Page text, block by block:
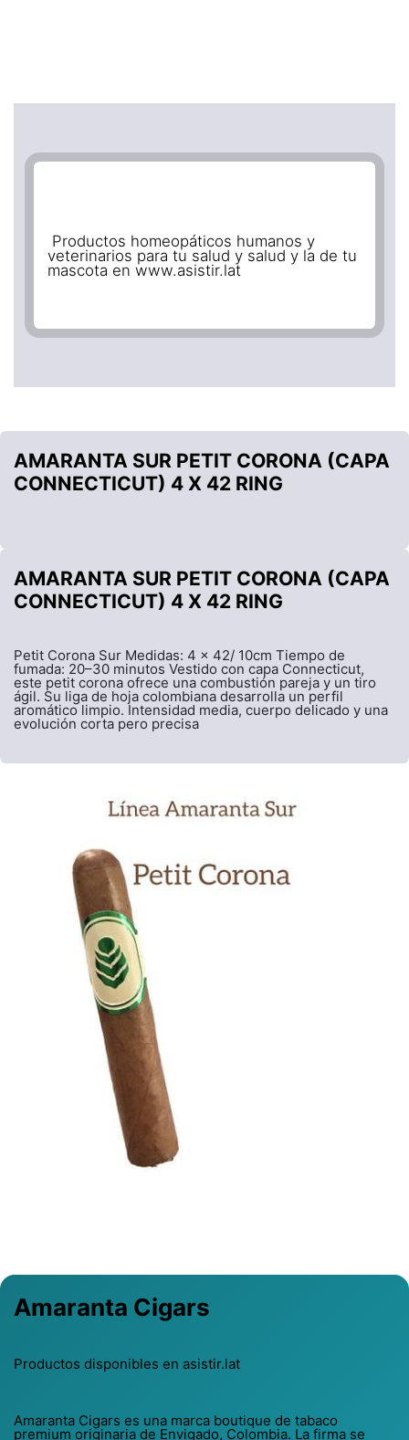
Productos homeopáticos humanos y
veterinarios para tu salud y salud y la de tu
mascota en www.asistir.lat
AMARANTA SUR PETIT CORONA (CAPA
CONNECTICUT) 4 X 42 RING
AMARANTA SUR PETIT CORONA (CAPA
CONNECTICUT) 4 X 42 RING
Petit Corona Sur Medidas: 4 x 42/ 10cm Tiempo de
fumada: 20–30 minutos Vestido con capa Connecticut,
este petit corona ofrece una combustión pareja y un tiro
ágil. Su liga de hoja colombiana desarrolla un perfil
aromático limpio. Intensidad media, cuerpo delicado y una
evolución corta pero precisa
Amaranta Cigars
Productos disponibles en asistir.lat
Amaranta Cigars es una marca boutique de tabaco
premium originaria de Envigado, Colombia. La firma se